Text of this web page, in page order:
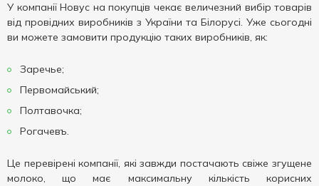
У компанії Новус на покупців чекає величезний вибір товарів
від провідних виробників з України та Білорусі. Уже сьогодні
ви можете замовити продукцію таких виробників, як:
Заречье;
Первомайський;
Полтавочка;
Рогачевъ.
Це перевірені компанії, які завжди постачають свіже згущене
молоко, що має максимальну кількість корисних